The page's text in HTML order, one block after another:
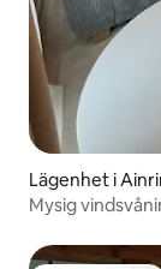
Lägenhet i
Mysig